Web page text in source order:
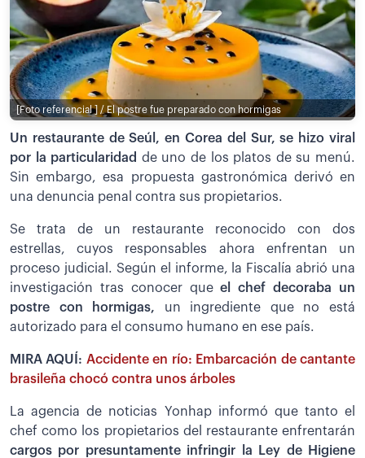
[Foto referencial ] / El postre fue preparado con hormigas
Un restaurante de Seúl, en Corea del Sur, se hizo viral
por la particularidad de uno de los platos de su menú.
Sin embargo, esa propuesta gastronómica derivó en
una denuncia penal contra sus propietarios.
Se trata de un restaurante reconocido con dos
estrellas, cuyos responsables ahora enfrentan un
proceso judicial. Según el informe, la Fiscalía abrió una
investigación tras conocer queel chef decoraba un
postre con hormigas, un ingrediente que no está
autorizado para el consumo humano en ese país.
MIRA AQUÍ: Accidente en río: Embarcación de cantante
brasileña chocó contra unos árboles
La agencia de noticias Yonhap informó que tanto el
chef como los propietarios del restaurante enfrentarán
cargos por presuntamente infringir la Ley de Higiene